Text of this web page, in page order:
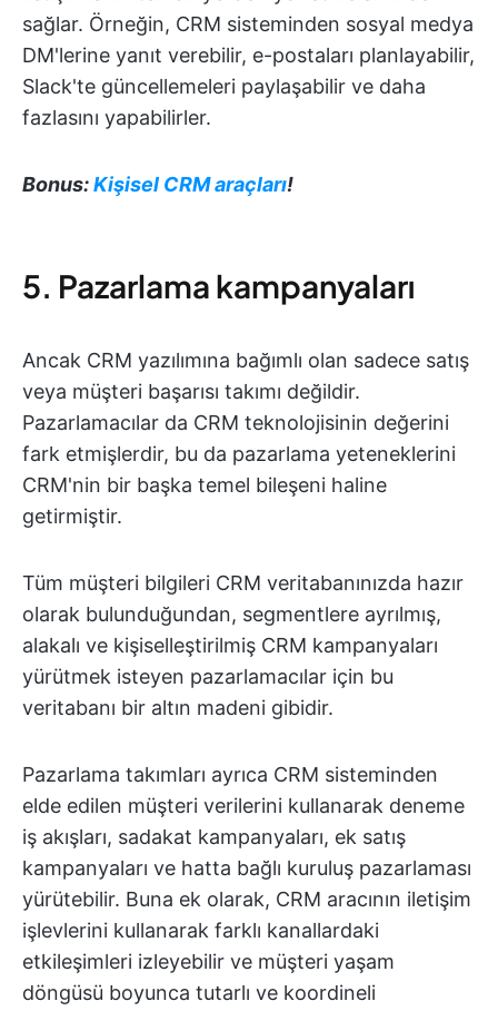
sağlar. Örneğin, CRM sisteminden sosyal medya
DM'lerine yanıt verebilir, e-postaları planlayabilir,
Slack'te güncellemeleri paylaşabilir ve daha
fazlasını yapabilirler.
Bonus:Kişisel CRM araçları!
5. Pazarlama kampanyaları
Ancak CRM yazılımına bağımlı olan sadece satış
veya müşteri başarısı takımı değildir.
Pazarlamacılar da CRM teknolojisinin değerini
fark etmişlerdir, bu da pazarlama yeteneklerini
CRM'nin bir başka temel bileşeni haline
getirmiştir.
Tüm müşteri bilgileri CRM veritabanınızda hazır
olarak bulunduğundan, segmentlere ayrılmış,
alakalı ve kişiselleştirilmiş CRM kampanyaları
yürütmek isteyen pazarlamacılar için bu
veritabanı bir altın madeni gibidir.
Pazarlama takımları ayrıca CRM sisteminden
elde edilen müşteri verilerini kullanarak deneme
iş akışları, sadakat kampanyaları, ek satış
kampanyaları ve hatta bağlı kuruluş pazarlaması
yürütebilir. Buna ek olarak, CRM aracının iletişim
işlevlerini kullanarak farklı kanallardaki
etkileşimleri izleyebilir ve müşteri yaşam
döngüsü boyunca tutarlı ve koordineli